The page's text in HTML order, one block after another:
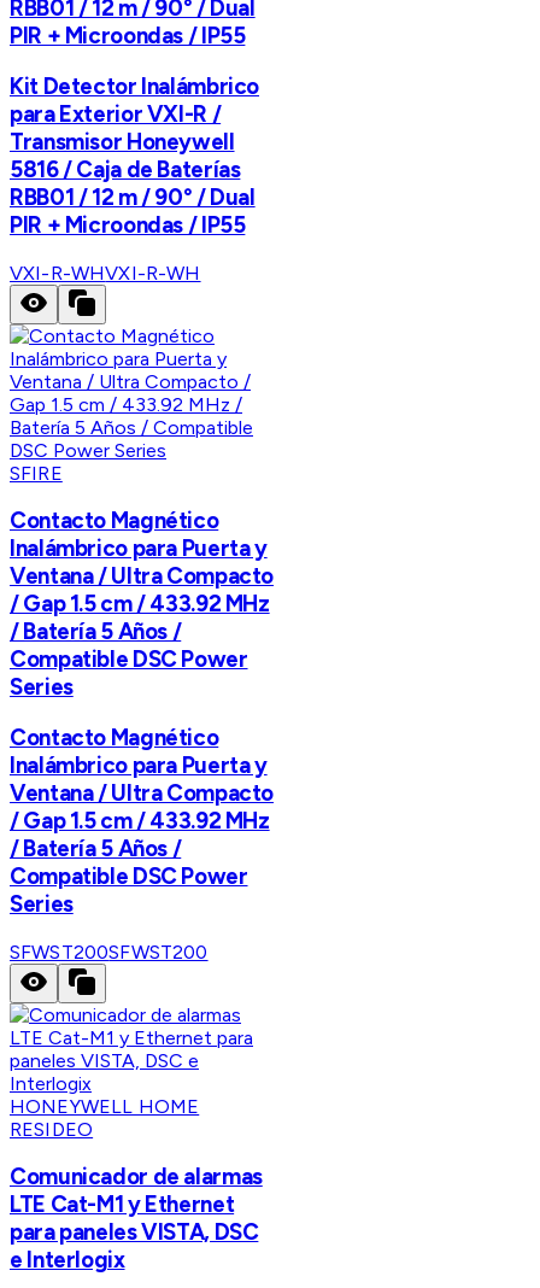
RBB01 / 12 m / 90° / Dual
PIR + Microondas / IP55
Kit Detector Inalámbrico
para Exterior VXI-R /
Transmisor Honeywell
5816 / Caja de Baterías
RBB01 / 12 m / 90° / Dual
PIR + Microondas / IP55
VXI-R-WHVXI-R-WH
SFIRE
Contacto Magnético
Inalámbrico para Puerta y
Ventana / Ultra Compacto
/ Gap 1.5 cm / 433.92 MHz
/ Batería 5 Años /
Compatible DSC Power
Series
Contacto Magnético
Inalámbrico para Puerta y
Ventana / Ultra Compacto
/ Gap 1.5 cm / 433.92 MHz
/ Batería 5 Años /
Compatible DSC Power
Series
SFWST200SFWST200
HONEYWELL HOME
RESIDEO
Comunicador de alarmas
LTE Cat-M1 y Ethernet
para paneles VISTA, DSC
e Interlogix